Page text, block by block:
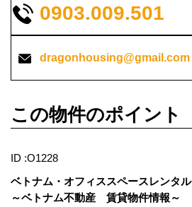
0903.009.501
dragonhousing@gmail.com
この物件のポイント
ID :O1228
ベトナム・オフィススペースレンタル
～ベトナム不動産 賃貸物件情報～